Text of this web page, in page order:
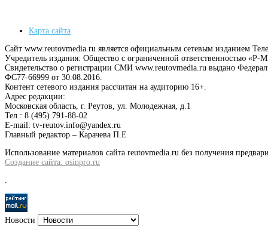
Карта сайта
Сайт www.reutovmedia.ru является официальным сетевым изданием
Учредитель издания: Общество с ограниченной ответственностью
Свидетельство о регистрации СМИ www.reutovmedia.ru выдано
ФС77-66999 от 30.08.2016.
Контент сетевого издания рассчитан на аудиторию 16+.
Адрес редакции:
Московская область, г. Реутов, ул. Молодежная, д.1
Тел.: 8 (495) 791-88-02
E-mail: tv-reutov.info@yandex.ru
Главный редактор – Карачева П.Е
Использование материалов сайта reutovmedia.ru без получения
Создание сайта: osinpro.ru
.
Новости